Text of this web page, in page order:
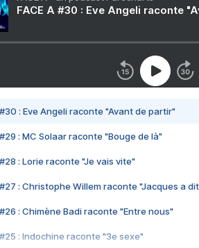
FACE A #30 : Eve Angeli raconte
#30 : Eve Angeli raconte "Avant de partir"
#29 : MC Solaar raconte "Bouge de là"
#28 : Lorie raconte "Je vais vite"
#27 : Christophe Willem raconte "Jacques a
#26 : Chimène Badi raconte "Entre nous"
#25 : Indochine raconte "3e sexe"